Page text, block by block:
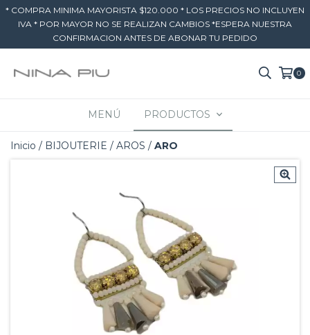
* COMPRA MINIMA MAYORISTA $120.000 * LOS PRECIOS NO INCLUYEN
IVA * POR MAYOR NO SE REALIZAN CAMBIOS *ESPERA NUESTRA
CONFIRMACION ANTES DE ABONAR TU PEDIDO
0
MENÚ PRODUCTOS
Inicio / BIJOUTERIE / AROS / ARO